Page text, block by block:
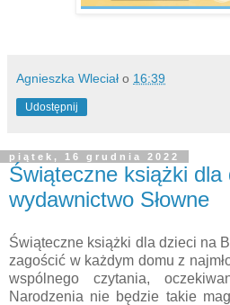
Agnieszka Wleciał o 16:39
Udostępnij
piątek, 16 grudnia 2022
Świąteczne książki dla
wydawnictwo Słowne
Świąteczne książki dla dzieci na
zagościć w każdym domu z
wspólnego czytania,
Narodzenia nie będzie takie